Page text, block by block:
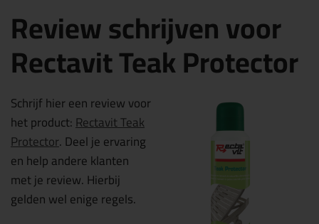
Review schrijven voor
Rectavit Teak Protector
Schrijf hier een review voor
het product:Rectavit Teak
Protector. Deel je ervaring
en help andere klanten
met je review. Hierbij
gelden wel enige regels.